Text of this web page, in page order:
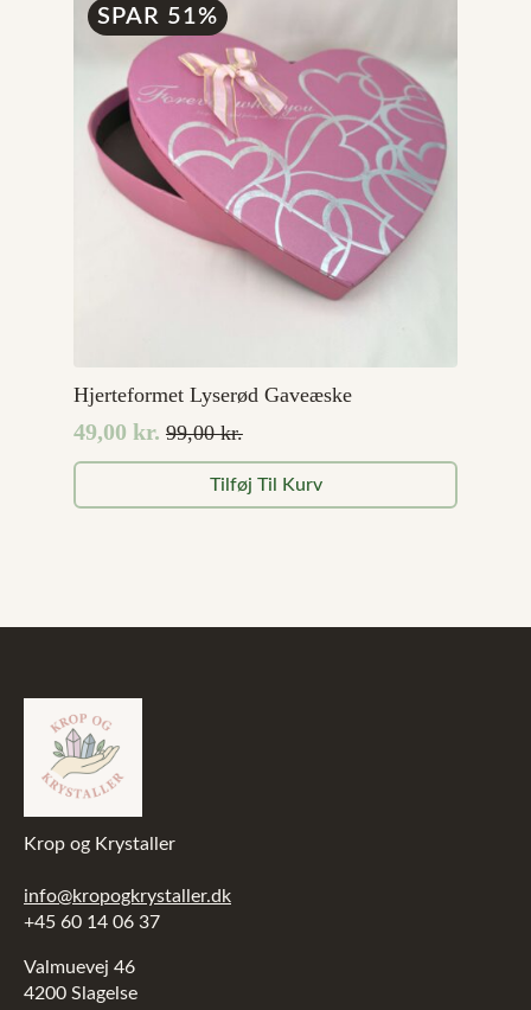
SPAR 51%
Hjerteformet Lyserød Gaveæske
99,00kr.
Den
oprindelige
pris
49,00 kr.
Den
aktuelle
pris
Tilføj Til Kurv
Krop og Krystaller
info@kropogkrystaller.dk
+45 60 14 06 37
Valmuevej 46
4200 Slagelse